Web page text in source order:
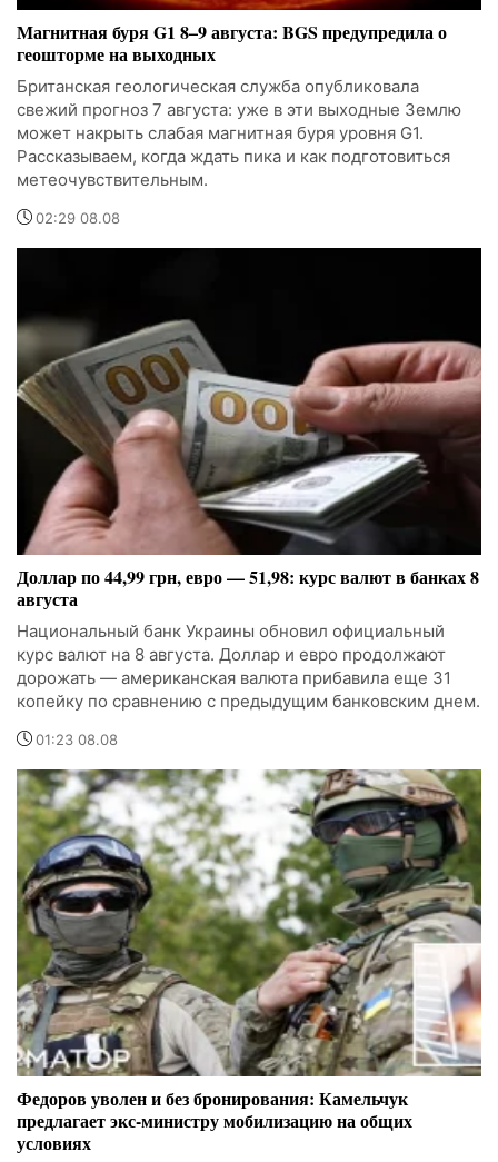
Магнитная буря G1 8–9 августа: BGS предупредила о
геошторме на выходных
Британская геологическая служба опубликовала
свежий прогноз 7 августа: уже в эти выходные Землю
может накрыть слабая магнитная буря уровня G1.
Рассказываем, когда ждать пика и как подготовиться
метеочувствительным.
02:29 08.08
Доллар по 44,99 грн, евро — 51,98: курс валют в банках 8
августа
Национальный банк Украины обновил официальный
курс валют на 8 августа. Доллар и евро продолжают
дорожать — американская валюта прибавила еще 31
копейку по сравнению с предыдущим банковским днем.
01:23 08.08
Федоров уволен и без бронирования: Камельчук
предлагает экс-министру мобилизацию на общих
условиях